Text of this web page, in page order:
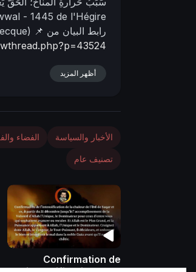
n
- 1445 de l'Hégire
📌 رابط البيان من
أظهر المزيد
الأخبار والسياسة الفضاء
تصنيف عام
Confirmation de